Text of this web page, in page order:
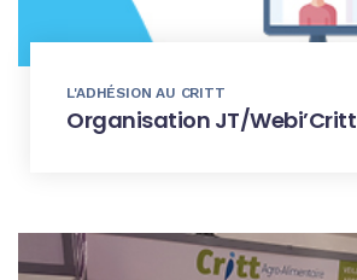
L'ADHÉSION AU CRITT
Organisation JT/Webi’Critt